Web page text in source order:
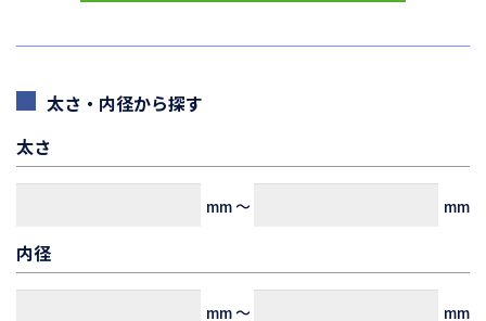
太さ・内径から探す
太さ
mm～ mm
内径
mm～ mm